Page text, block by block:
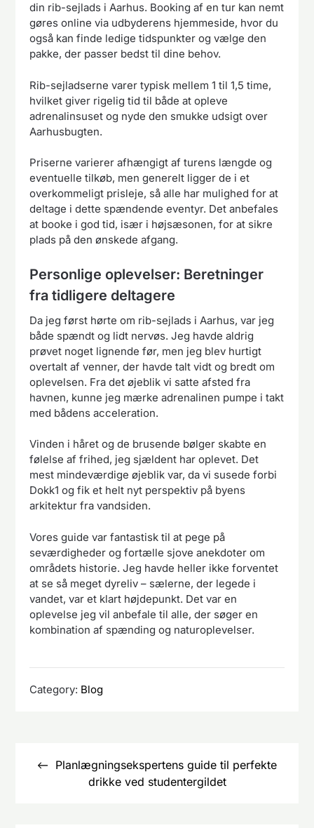
din rib-sejlads i Aarhus. Booking af en tur kan nemt
gøres online via udbyderens hjemmeside, hvor du
også kan finde ledige tidspunkter og vælge den
pakke, der passer bedst til dine behov.
Rib-sejladserne varer typisk mellem 1 til 1,5 time,
hvilket giver rigelig tid til både at opleve
adrenalinsuset og nyde den smukke udsigt over
Aarhusbugten.
Priserne varierer afhængigt af turens længde og
eventuelle tilkøb, men generelt ligger de i et
overkommeligt prisleje, så alle har mulighed for at
deltage i dette spændende eventyr. Det anbefales
at booke i god tid, især i højsæsonen, for at sikre
plads på den ønskede afgang.
Personlige oplevelser: Beretninger
fra tidligere deltagere
Da jeg først hørte om rib-sejlads i Aarhus, var jeg
både spændt og lidt nervøs. Jeg havde aldrig
prøvet noget lignende før, men jeg blev hurtigt
overtalt af venner, der havde talt vidt og bredt om
oplevelsen. Fra det øjeblik vi satte afsted fra
havnen, kunne jeg mærke adrenalinen pumpe i takt
med bådens acceleration.
Vinden i håret og de brusende bølger skabte en
følelse af frihed, jeg sjældent har oplevet. Det
mest mindeværdige øjeblik var, da vi susede forbi
Dokk1 og fik et helt nyt perspektiv på byens
arkitektur fra vandsiden.
Vores guide var fantastisk til at pege på
seværdigheder og fortælle sjove anekdoter om
områdets historie. Jeg havde heller ikke forventet
at se så meget dyreliv – sælerne, der legede i
vandet, var et klart højdepunkt. Det var en
oplevelse jeg vil anbefale til alle, der søger en
kombination af spænding og naturoplevelser.
Category: Blog
Planlægningsekspertens guide til perfekte
drikke ved studentergildet